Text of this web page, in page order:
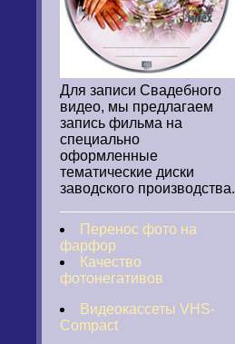
Для записи Свадебного
видео, мы предлагаем
запись фильма на
специально
оформленные
тематические диски
заводского производства.
Перенос фото на
фарфор
Качество
фотонегативов
Видеокассеты VHS-
Compact